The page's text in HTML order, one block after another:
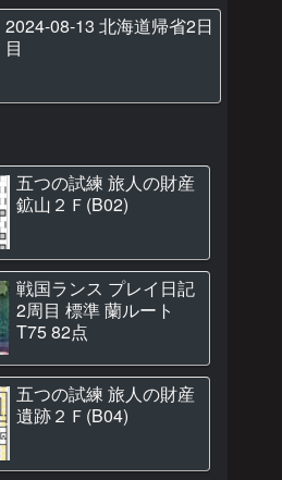
2024-08-13 北海道帰省2日
目
五つの試練 旅人の財産
鉱山２Ｆ(B02)
戦国ランス プレイ日記
2周目 標準 蘭ルート
T75 82点
五つの試練 旅人の財産
遺跡２Ｆ(B04)